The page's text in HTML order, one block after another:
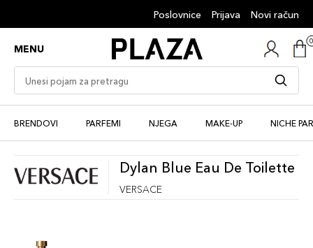
Poslovnice Prijava Novi račun
MENU
BRENDOVI PARFEMI NJEGA MAKE-UP NICHE
Dylan Blue Eau De Toilette
VERSACE